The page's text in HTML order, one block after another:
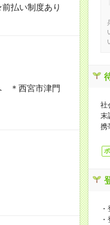
払い制度あり
＊西宮市津門
社
末
携